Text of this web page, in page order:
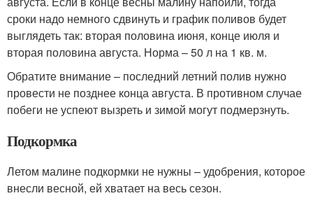
сроки надо немного сдвинуть и график поливов будет
выглядеть так: вторая половина июня, конце июля и
вторая половина августа. Норма – 50 л на 1 кв. м.
Обратите внимание – последний летний полив нужно
провести не позднее конца августа. В противном случае
побеги не успеют вызреть и зимой могут подмерзнуть.
Подкормка
Летом малине подкормки не нужны – удобрения, которое
внесли весной, ей хватает на весь сезон.